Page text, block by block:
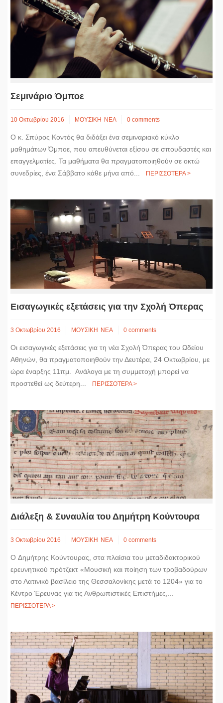
Σεμινάριο Όμποε
10 Οκτωβρίου 2016 ΜΟΥΣΙΚΗ ΝΕΑ 0 comments
Ο κ. Σπύρος Κοντός θα διδάξει ένα σεμιναριακό κύκλο
μαθημάτων Όμποε, που απευθύνεται εξίσου σε σπουδαστές και
επαγγελματίες. Τα μαθήματα θα πραγματοποιηθούν σε οκτώ
συνεδρίες, ένα Σάββατο κάθε μήνα από...
ΠΕΡΙΣΣΟΤΕΡΑ >
Εισαγωγικές εξετάσεις για την Σχολή Όπερας
3 Οκτωβρίου 2016 ΜΟΥΣΙΚΗ ΝΕΑ 0 comments
Οι εισαγωγικές εξετάσεις για τη νέα Σχολή Όπερας του Ωδείου
Αθηνών, θα πραγματοποιηθούν την Δευτέρα, 24 Oκτωβρίου, με
ώρα έναρξης 11πμ. Ανάλογα με τη συμμετοχή μπορεί να
προστεθεί ως δεύτερη...
ΠΕΡΙΣΣΟΤΕΡΑ >
Διάλεξη & Συναυλία του Δημήτρη Κούντουρα
3 Οκτωβρίου 2016 ΜΟΥΣΙΚΗ ΝΕΑ 0 comments
O Δημήτρης Κούντουρας, στα πλαίσια του μεταδιδακτορικού
ερευνητικού πρότζεκτ «Μουσική και ποίηση των τροβαδούρων
στο Λατινικό βασίλειο της Θεσσαλονίκης μετά το 1204» για το
Κέντρο Έρευνας για τις Ανθρωπιστικές Επιστήμες,...
ΠΕΡΙΣΣΟΤΕΡΑ >